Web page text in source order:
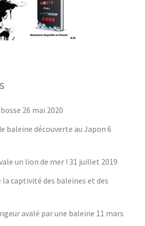
26 mai 2020
baleine découverte au Japon 6
un lion de mer ! 31 juillet 2019
la captivité des baleines et des
avalé par une baleine 11 mars